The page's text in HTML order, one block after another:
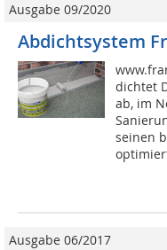
Ausgabe 09/2020
Abdichtsystem
dichtet
ab, im
seinen
Ausgabe 06/2017